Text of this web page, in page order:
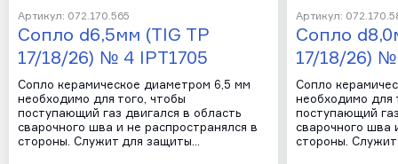
Артикул: 072.170.565
Сопло d6,5мм (TIG TP
17/18/26) № 4 IPT1705
Сопло керамическое диаметром 6,5 мм
необходимо для того, чтобы
поступающий газ двигался в область
сварочного шва и не распространялся в
стороны. Служит для защиты…
Артикул:
Сопло
17/18/26) №
Сопло
необходимо для
поступающий
сварочного шва
стороны.